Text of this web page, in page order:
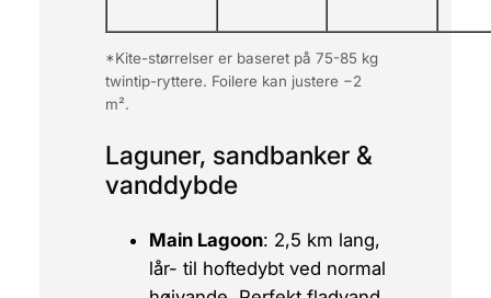
*Kite-størrelser er baseret på 75-85 kg
twintip-ryttere. Foilere kan justere −2
m².
Laguner, sandbanker &
vanddybde
Main Lagoon: 2,5 km lang,
lår- til hoftedybt ved normal